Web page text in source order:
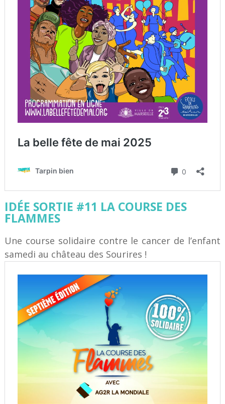
IDÉE SORTIE #11 LA COURSE DES
FLAMMES
Une course solidaire contre le cancer de l’enfant
samedi au château des Sourires !